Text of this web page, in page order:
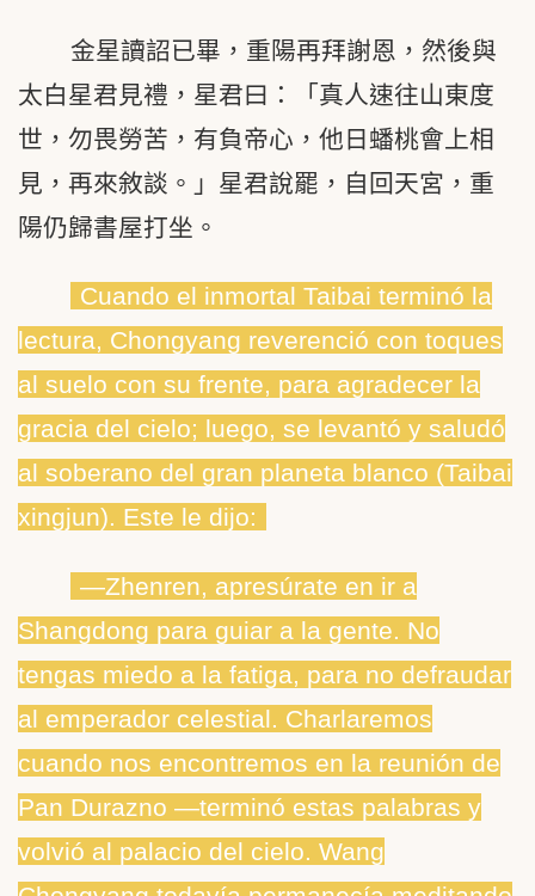
金星讀詔已畢，重陽再拜謝恩，然後與
太白星君見禮，星君曰：「真人速往山東度
世，勿畏勞苦，有負帝心，他日蟠桃會上相
見，再來敘談。」星君說罷，自回天宮，重
陽仍歸書屋打坐。
Cuando el inmortal Taibai terminó la
lectura, Chongyang reverenció con toques
al suelo con su frente, para agradecer la
gracia del cielo; luego, se levantó y saludó
al soberano del gran planeta blanco (Taibai
xingjun). Este le dijo:
―Zhenren, apresúrate en ir a
Shangdong para guiar a la gente. No
tengas miedo a la fatiga, para no defraudar
al emperador celestial. Charlaremos
cuando nos encontremos en la reunión de
Pan Durazno ―terminó estas palabras y
volvió al palacio del cielo. Wang